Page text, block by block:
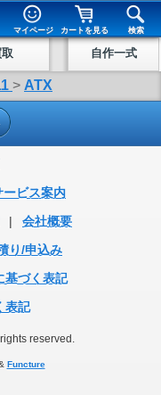
マイページ カートを見る 検索
自作一式
> ATX
ービス案内
|
会社概要
り/申込み
基づく表記
表記
reserved.
Functure